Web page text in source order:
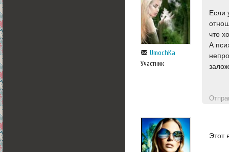
UmochKa
Участник
Если
что
А
Этот